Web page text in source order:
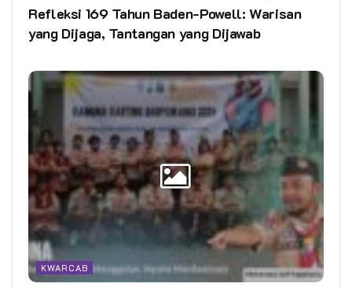
Refleksi 169 Tahun Baden-Powell: Warisan
yang Dijaga, Tantangan yang Dijawab
KWARCAB